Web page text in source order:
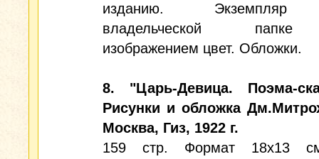
изданию.
владельческой
изображением цвет. Обложки.
8. "Царь-Девица. Поэма-
Рисунки и обложка
Москва, Гиз, 1922 г.
159 стр. Формат 18х13